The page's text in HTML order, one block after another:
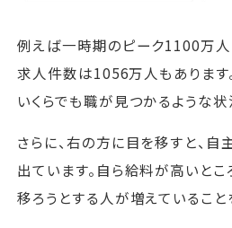
例えば一時期のピーク1100万人
求人件数は1056万人もあります
いくらでも職が見つかるような状
さらに、右の方に目を移すと、
出ています。自ら給料が高いとこ
移ろうとする人が増えていること